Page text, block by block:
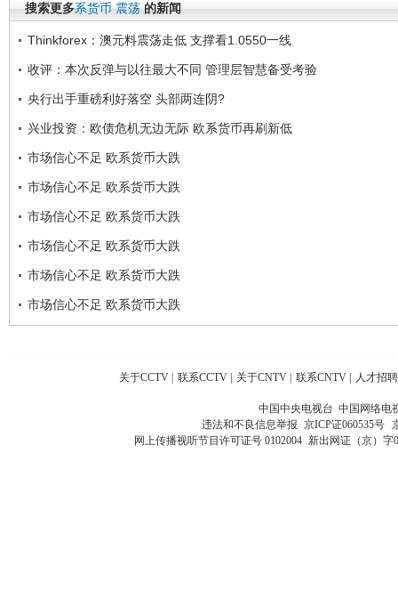
搜索更多系货币 震荡 的新闻
Thinkforex：澳元料震荡走低 支撑看1.0550一线
收评：本次反弹与以往最大不同 管理层智慧备受考验
央行出手重磅利好落空 头部两连阴?
兴业投资：欧债危机无边无际 欧系货币再刷新低
市场信心不足 欧系货币大跌
市场信心不足 欧系货币大跌
市场信心不足 欧系货币大跌
市场信心不足 欧系货币大跌
市场信心不足 欧系货币大跌
市场信心不足 欧系货币大跌
关于CCTV | 联系CCTV | 关于CNTV | 联系CNTV | 人才招聘
中国中央电视台 中国网络电
违法和不良信息举报 京ICP证060535号
网上传播视听节目许可证号 0102004 新出网证（京）